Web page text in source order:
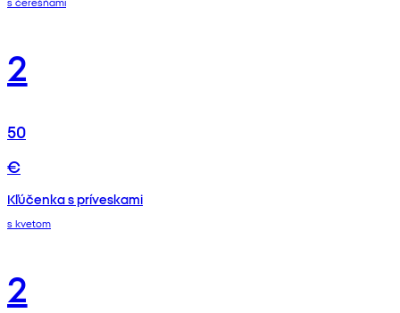
2
50
€
Kľúčenka s príveskami
s kvetom
2